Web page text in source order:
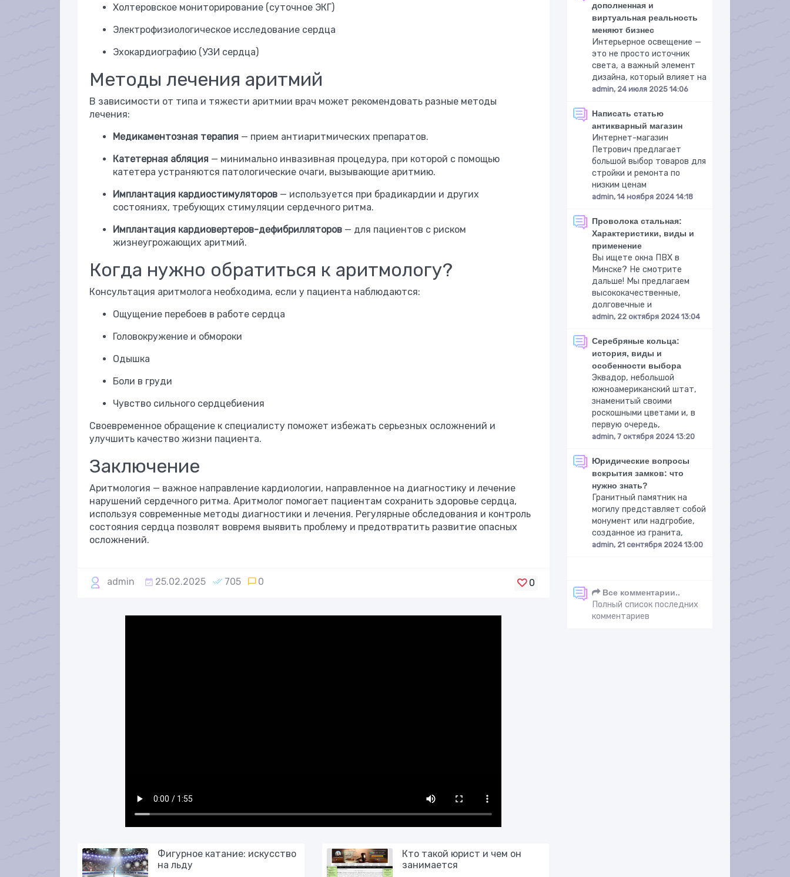
Холтеровское мониторирование (суточное ЭКГ)
Электрофизиологическое исследование сердца
Эхокардиографию (УЗИ сердца)
Методы лечения аритмий
В зависимости от типа и тяжести аритмии врач может рекомендовать разные методы
лечения:
Медикаментозная терапия — прием антиаритмических препаратов.
Катетерная абляция — минимально инвазивная процедура, при которой с помощью
катетера устраняются патологические очаги, вызывающие аритмию.
Имплантация кардиостимуляторов — используется при брадикардии и других
состояниях, требующих стимуляции сердечного ритма.
Имплантация кардиовертеров-дефибрилляторов — для пациентов с риском
жизнеугрожающих аритмий.
Когда нужно обратиться к аритмологу?
Консультация аритмолога необходима, если у пациента наблюдаются:
Ощущение перебоев в работе сердца
Головокружение и обмороки
Одышка
Боли в груди
Чувство сильного сердцебиения
Своевременное обращение к специалисту поможет избежать серьезных осложнений и
улучшить качество жизни пациента.
Заключение
Аритмология — важное направление кардиологии, направленное на диагностику и лечение
нарушений сердечного ритма. Аритмолог помогает пациентам сохранить здоровье сердца,
используя современные методы диагностики и лечения. Регулярные обследования и контроль
состояния сердца позволят вовремя выявить проблему и предотвратить развитие опасных
осложнений.
admin 25.02.2025 705 0 0
Фигурное катание: искусство
на льду
Кто такой юрист и чем он
занимается
дополненная и
виртуальная реальность
меняют бизнес
Интерьерное освещение —
это не просто источник
света, а важный элемент
дизайна, который влияет на
admin, 24 июля 2025 14:06
Написать статью
антикварный магазин
Интернет-магазин
Петрович предлагает
большой выбор товаров для
стройки и ремонта по
низким ценам
admin, 14 ноября 2024 14:18
Проволока стальная:
Характеристики, виды и
применение
Вы ищете окна ПВХ в
Минске? Не смотрите
дальше! Мы предлагаем
высококачественные,
долговечные и
admin, 22 октября 2024 13:04
Серебряные кольца:
история, виды и
особенности выбора
Эквадор, небольшой
южноамериканский штат,
знаменитый своими
роскошными цветами и, в
первую очередь,
admin, 7 октября 2024 13:20
Юридические вопросы
вскрытия замков: что
нужно знать?
Гранитный памятник на
могилу представляет собой
монумент или надгробие,
созданное из гранита,
admin, 21 сентября 2024 13:00
Все комментарии..
Полный список последних
комментариев